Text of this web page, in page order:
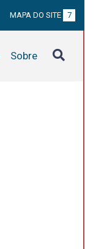
MAPA DO SITE 7
Sobre